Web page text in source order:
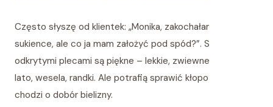
Często słyszę od klientek: „Monika, zakochałam się w tej
sukience, ale co ja mam założyć pod spód?”. Sukienki z
odkrytymi plecami są piękne – lekkie, zwiewne, idealne na
lato, wesela, randki. Ale potrafią sprawić kłopot, jeśli
chodzi o dobór bielizny.